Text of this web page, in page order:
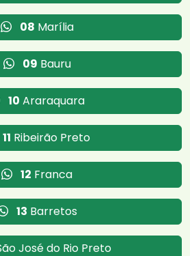
08 Marília
09 Bauru
10 Araraquara
11 Ribeirão Preto
12 Franca
13 Barretos
José do Rio Preto